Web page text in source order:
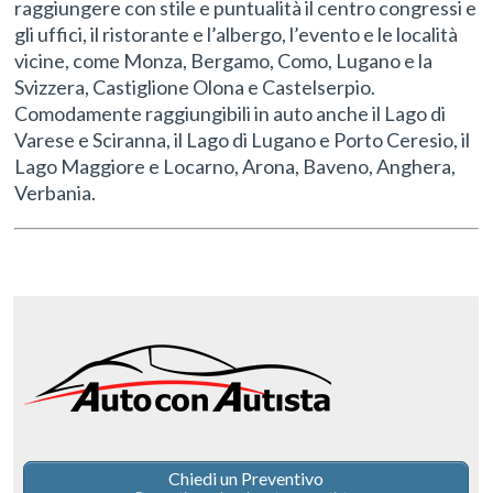
raggiungere con stile e puntualità il centro congressi e
gli uffici, il ristorante e l’albergo, l’evento e le località
vicine, come Monza, Bergamo, Como, Lugano e la
Svizzera, Castiglione Olona e Castelserpio.
Comodamente raggiungibili in auto anche il Lago di
Varese e Sciranna, il Lago di Lugano e Porto Ceresio, il
Lago Maggiore e Locarno, Arona, Baveno, Anghera,
Verbania.
Chiedi un Preventivo